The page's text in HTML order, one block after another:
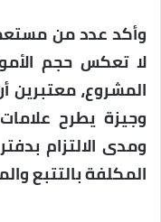
وأكد عدد من
لا تعكس حجم
المشروع، معتبرين
وجيزة يطرح
ومدى الالتزام
المكلفة بالتتبع